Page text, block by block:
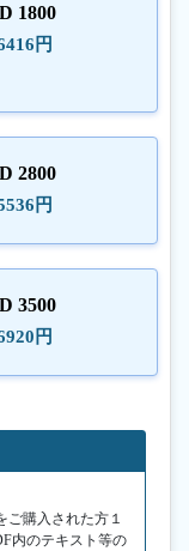
1800
円
2800
円
3500
円
ご購入された方１
内のテキスト等の